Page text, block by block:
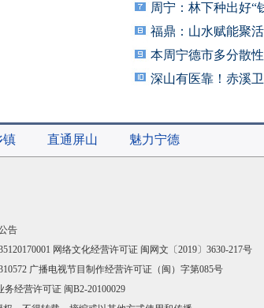
周宁：林下种出好“
福鼎：山水赋能聚
本周宁德市多分散
深山有医靠！赤溪
镇 直通屏山 魅力宁德
告
网络文化经营许可证 闽网文〔2019〕3630-217号
广播电视节目制作经营许可证（闽）字第085号
经营许可证 闽B2-20100029